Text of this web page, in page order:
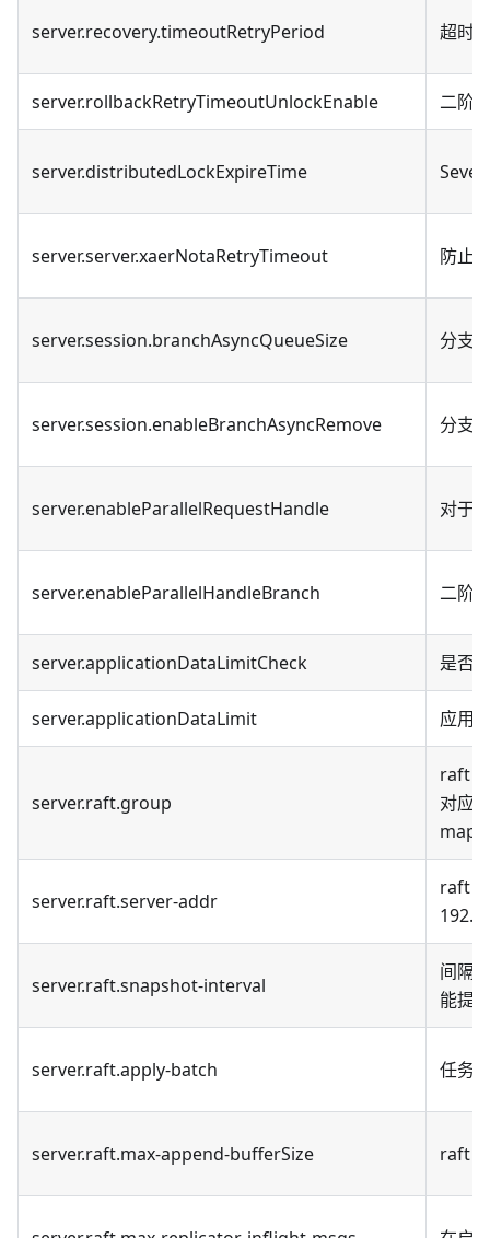
server.recovery.timeoutRetryPeriod 超时
server.rollbackRetryTimeoutUnlockEnable 二阶
server.distributedLockExpireTime
server.server.xaerNotaRetryTimeout 防止
server.session.branchAsyncQueueSize 分支
server.session.enableBranchAsyncRemove 分支
server.enableParallelRequestHandle 对于
server.enableParallelHandleBranch 二阶
server.applicationDataLimitCheck 是否
server.applicationDataLimit 应用
server.raft.group
raft
对应
server.raft.server-addr
raft
server.raft.snapshot-interval
间隔
能提
server.raft.apply-batch 任务
server.raft.max-append-bufferSize raft